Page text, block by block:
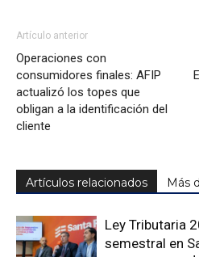
Artículo anterior
Operaciones con
consumidores finales: AFIP
actualizó los topes que
obligan a la identificación del
cliente
Artículos relacionados Más
Ley Tributaria
semestral en